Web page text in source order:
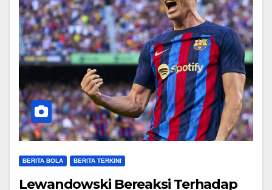
BERITA BOLA BERITA TERKINI
Lewandowski Bereaksi Terhadap